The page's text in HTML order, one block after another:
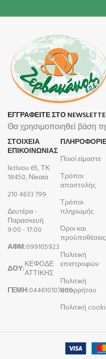
ΕΓΓΡΑΦΕΙΤΕ ΣΤΟ
Θα χρησιμοποιηθεί βάση
ΣΤΟΙΧΕΙΑ
ΕΠΙΚΟΙΝΩΝΙΑΣ
Ικτίνου 65, ΤΚ
18450, Νίκαια
210 4633 799
Δευτέρα -
Παρασκευή
9:00 - 17:00
ΑΦΜ:099105923
ΔΟΥ:ΚΕΦΟΔΕ
ΑΤΤΙΚΗΣ
ΓΕΜΗ:044610107000
Ποιοί είμαστε
Τρόποι
αποστολής
Τρόποι
πληρωμής
Όροι και
προϋποθέσεις
Πολιτική
επιστροφών
Πολιτική
απορρήτου
Πολιτική